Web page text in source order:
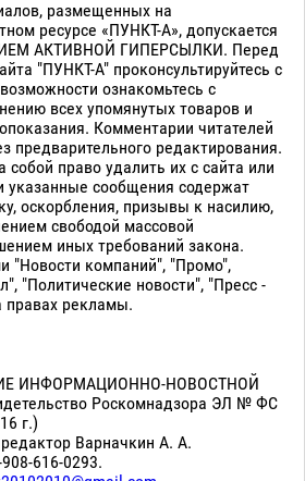
размещенных на
ресурсе «ПУНКТ-А», допускается
АКТИВНОЙ ГИПЕРСЫЛКИ. Перед
"ПУНКТ-А" проконсультируйтесь с
ознакомьтесь с
всех упомянутых товаров и
Комментарии читателей
предварительного редактирования.
собой право удалить их с сайта или
указанные сообщения содержат
оскорбления, призывы к насилию,
свободой массовой
иных требований закона.
"Новости компаний", "Промо",
"Политические новости", "Пресс -
правах рекламы.
ИНФОРМАЦИОННО-НОВОСТНОЙ
Роскомнадзора ЭЛ № ФС
г.)
Варначкин А. А.
616-0293.